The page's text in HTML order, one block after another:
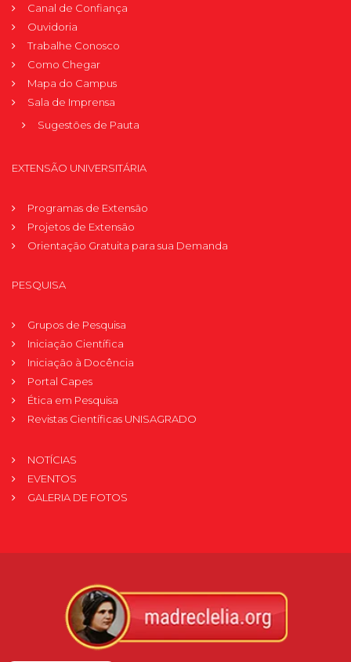
Canal de Confiança
Ouvidoria
Trabalhe Conosco
Como Chegar
Mapa do Campus
Sala de Imprensa
Sugestões de Pauta
EXTENSÃO UNIVERSITÁRIA
Programas de Extensão
Projetos de Extensão
Orientação Gratuita para sua Demanda
PESQUISA
Grupos de Pesquisa
Iniciação Científica
Iniciação à Docência
Portal Capes
Ética em Pesquisa
Revistas Científicas UNISAGRADO
NOTÍCIAS
EVENTOS
GALERIA DE FOTOS